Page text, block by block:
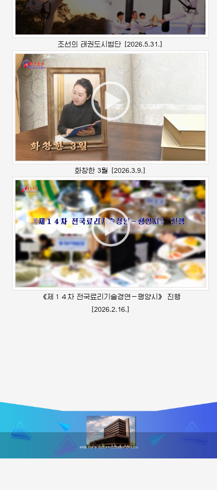
조선의 태권도시범단 [2026.5.31.]
화창한 3월 [2026.3.9.]
《제１４차 전국료리기술경연－평양시》 진행
[2026.2.16.]
저작권 2026 © 조선민주주의인민공화국 민주조선사